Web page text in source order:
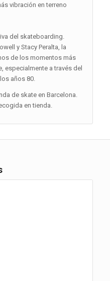
vibración en terreno
del skateboarding.
y Stacy Peralta, la
de los momentos más
especialmente a través del
años 80.
de skate en Barcelona.
en tienda.